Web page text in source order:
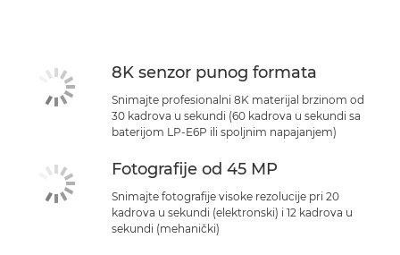
8K senzor punog formata
Snimajte profesionalni 8K materijal brzinom od
30 kadrova u sekundi (60 kadrova u sekundi sa
baterijom LP-E6P ili spoljnim napajanjem)
Fotografije od 45 MP
Snimajte fotografije visoke rezolucije pri 20
kadrova u sekundi (elektronski) i 12 kadrova u
sekundi (mehanički)